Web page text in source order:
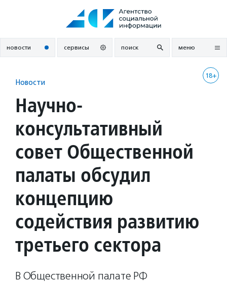
новости сервисы поиск меню
18+
Новости
Научно-
консультативный
совет Общественной
палаты обсудил
концепцию
содействия развитию
третьего сектора
В Общественной палате РФ